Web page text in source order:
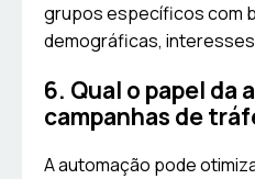
grupos específicos com
demográficas,
6. Qual o papel da
campanhas de
A automação pode